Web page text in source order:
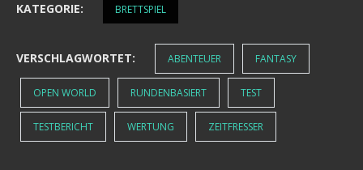
KATEGORIE: BRETTSPIEL
VERSCHLAGWORTET: ABENTEUER FANTASY
OPEN WORLD RUNDENBASIERT TEST
TESTBERICHT WERTUNG ZEITFRESSER